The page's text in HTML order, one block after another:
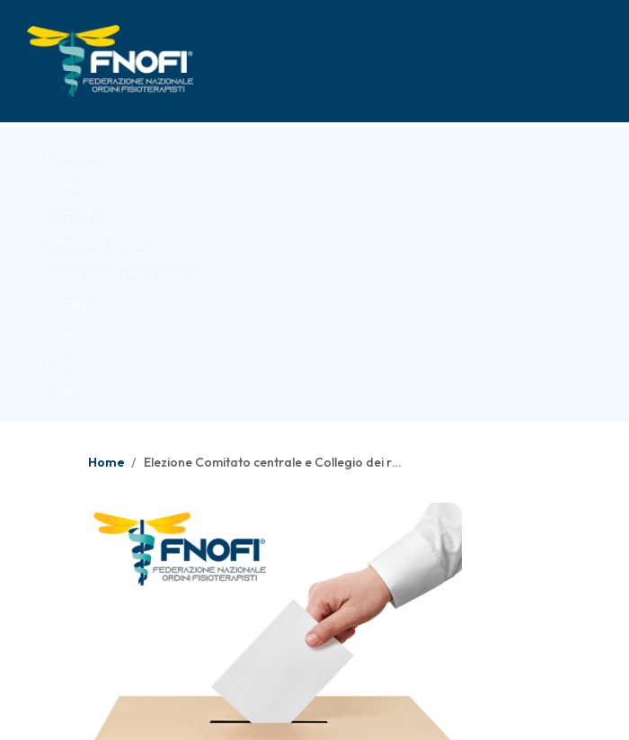
Home Elezione Comitato centrale e Collegio dei revisori FNOFI